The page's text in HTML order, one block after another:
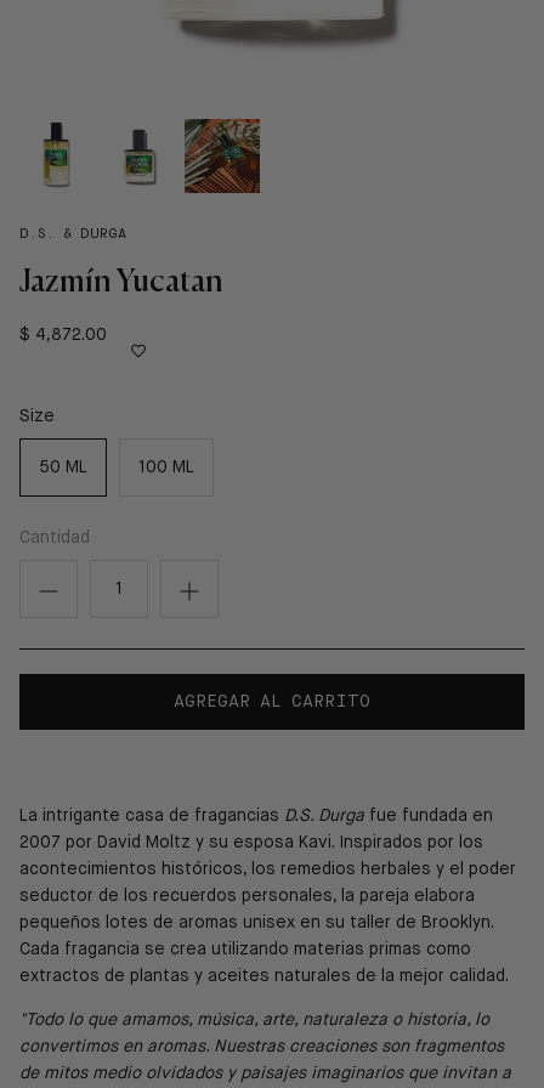
D.S. & DURGA
Jazmín Yucatan
$ 4,872.00
Size
50 ML 100 ML
Cantidad
AGREGAR AL CARRITO
La intrigante casa de fragancias D.S. Durga fue fundada en
2007 por David Moltz y su esposa Kavi. Inspirados por los
acontecimientos históricos, los remedios herbales y el poder
seductor de los recuerdos personales, la pareja elabora
pequeños lotes de aromas unisex en su taller de Brooklyn.
Cada fragancia se crea utilizando materias primas como
extractos de plantas y aceites naturales de la mejor calidad.
"Todo lo que amamos, música, arte, naturaleza o historia, lo
convertimos en aromas. Nuestras creaciones son fragmentos
de mitos medio olvidados y paisajes imaginarios que invitan a